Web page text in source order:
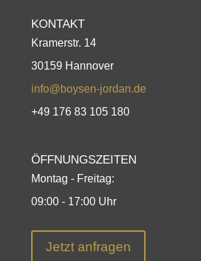
KONTAKT
Kramerstr. 14
30159 Hannover
info@boysen-jordan.de
+49 176 83 105 180
ÖFFNUNGSZEITEN
Montag - Freitag:
09:00 - 17:00 Uhr
Jetzt anfragen